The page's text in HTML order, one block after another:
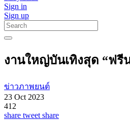
Sign in
Sign up
งานใหญ่บันเทิงสุด “ฟรี
ข่าวภาพยนต์
23 Oct 2023
412
share tweet share